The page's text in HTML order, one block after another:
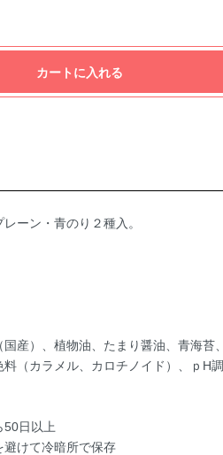
カートに入れる
ーン・青のり２種入。
国産）、植物油、たまり醤油、青海
（カラメル、カロチノイド）、ｐH
50日以上
けて冷暗所で保存